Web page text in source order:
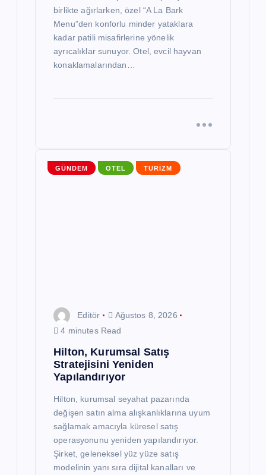
birlikte ağırlarken, özel “A La Bark
Menu”den konforlu minder yataklara
kadar patili misafirlerine yönelik
ayrıcalıklar sunuyor. Otel, evcil hayvan
konaklamalarından…
GÜNDEM OTEL TURIZM
Editör
Ağustos 8, 2026
4 minutes Read
Hilton, Kurumsal Satış
Stratejisini Yeniden
Yapılandırıyor
Hilton, kurumsal seyahat pazarında
değişen satın alma alışkanlıklarına uyum
sağlamak amacıyla küresel satış
operasyonunu yeniden yapılandırıyor.
Şirket, geleneksel yüz yüze satış
modelinin yanı sıra dijital kanalları ve